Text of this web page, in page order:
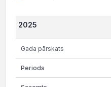
2025
Gada pārskats